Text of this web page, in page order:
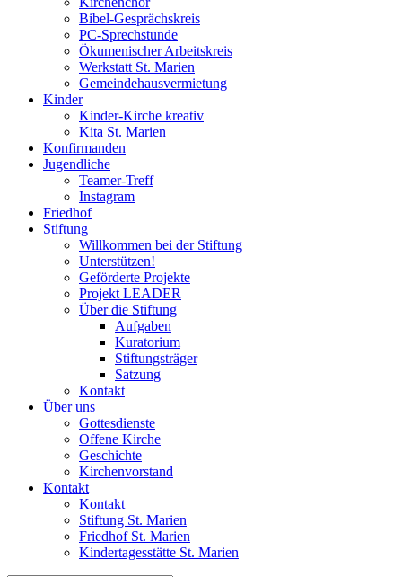
Bibel-Gesprächskreis
PC-Sprechstunde
Ökumenischer Arbeitskreis
Werkstatt St. Marien
Gemeindehausvermietung
Kinder
Kinder-Kirche kreativ
Kita St. Marien
Konfirmanden
Jugendliche
Teamer-Treff
Instagram
Friedhof
Stiftung
Willkommen bei der Stiftung
Unterstützen!
Geförderte Projekte
Projekt LEADER
Über die Stiftung
Aufgaben
Kuratorium
Stiftungsträger
Satzung
Kontakt
Über uns
Gottesdienste
Offene Kirche
Geschichte
Kirchenvorstand
Kontakt
Kontakt
Stiftung St. Marien
Friedhof St. Marien
Kindertagesstätte St. Marien